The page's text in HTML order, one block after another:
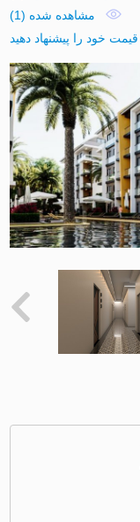
مشاهده شده (1)
قیمت خود را پیشنهاد دهید